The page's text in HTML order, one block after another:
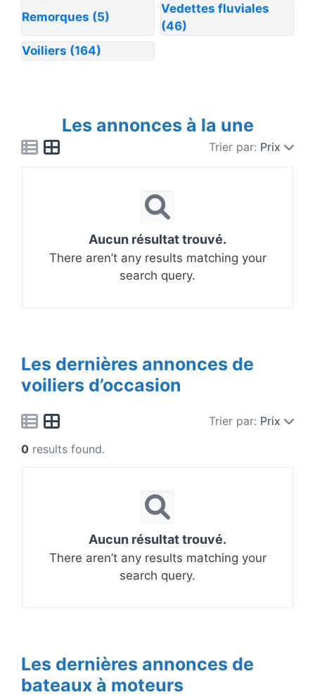
Remorques (5)
Vedettes fluviales
(46)
Voiliers (164)
Les annonces à la une
Trier par: Prix
Aucun résultat trouvé.
There aren’t any results matching your
search query.
Les dernières annonces de
voiliers d’occasion
Trier par: Prix
0 results found.
Aucun résultat trouvé.
There aren’t any results matching your
search query.
Les dernières annonces de
bateaux à moteurs